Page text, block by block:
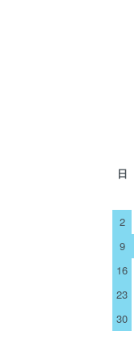
日
2
9
16
23
30